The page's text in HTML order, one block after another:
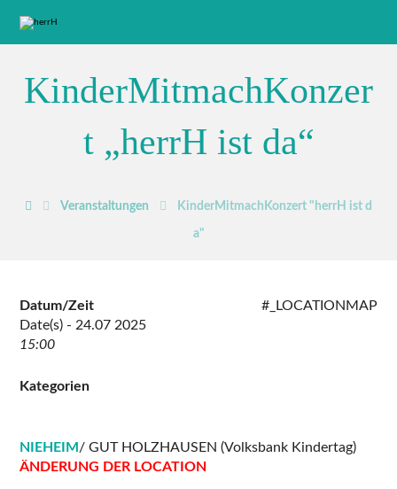
KinderMitmachKonzer
t „herrH ist da“
Veranstaltungen KinderMitmachKonzert "herrH ist d
a"
#_LOCATIONMAP
Datum/Zeit
Date(s) - 24.07 2025
15:00
Kategorien
NIEHEIM / GUT HOLZHAUSEN (Volksbank Kindertag)
ÄNDERUNG DER LOCATION